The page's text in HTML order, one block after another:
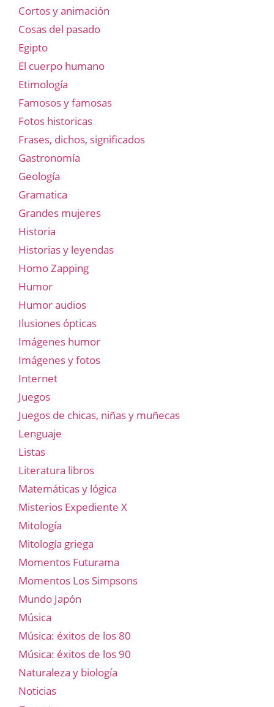
Cortos y animación
Cosas del pasado
Egipto
El cuerpo humano
Etimología
Famosos y famosas
Fotos historicas
Frases, dichos, significados
Gastronomía
Geología
Gramatica
Grandes mujeres
Historia
Historias y leyendas
Homo Zapping
Humor
Humor audios
Ilusiones ópticas
Imágenes humor
Imágenes y fotos
Internet
Juegos
Juegos de chicas, niñas y muñecas
Lenguaje
Listas
Literatura libros
Matemáticas y lógica
Misterios Expediente X
Mitología
Mitología griega
Momentos Futurama
Momentos Los Simpsons
Mundo Japón
Música
Música: éxitos de los 80
Música: éxitos de los 90
Naturaleza y biología
Noticias